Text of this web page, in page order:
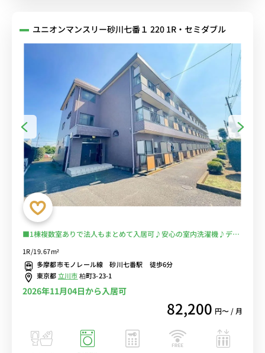
ユニオンマンスリー砂川七番１ 220 1R・セミダブル
■1棟複数室ありで法人もまとめて入居可♪安心の室内洗濯機♪デス
付き♪■多摩都市モノレール線で立川や多摩センターまでのアクセス
が便利/多摩動物公園があるのも魅力的■選べるWi-Fi格安レンタル
中！
1R/19.67m²
多摩都市モノレール線 砂川七番駅 徒歩6分
東京都 立川市柏町3-23-1
2026年11月04日から入居可
82,200 円〜 / 月